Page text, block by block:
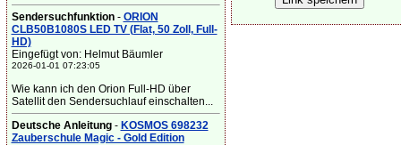
Sendersuchfunktion- ORION
CLB50B1080S LED TV (Flat, 50 Zoll, Full-
HD)
Eingefügt von: Helmut Bäumler
2026-01-01 07:23:05
Wie kann ich den Orion Full-HD über
Satellit den Sendersuchlauf einschalten...
Deutsche Anleitung- KOSMOS 698232
Zauberschule Magic - Gold Edition